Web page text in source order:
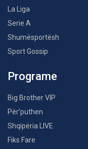
La Liga
Serie A
Shumësportësh
Sport Gossip
Programe
Big Brother VIP
Për’puthen
Shqipëria LIVE
Fiks Fare